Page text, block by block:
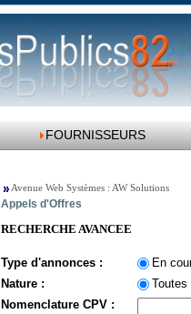
FOURNISSEURS
Avenue Web Systèmes : AW Solutions
Appels d'Offres
RECHERCHE AVANCEE
Type d'annonces :
En
Nature :
Toutes
Nomenclature CPV :